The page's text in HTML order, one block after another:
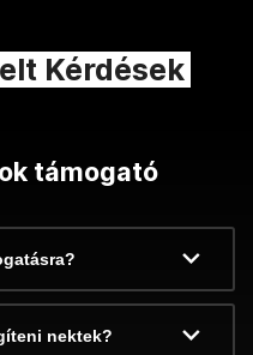
Kérdések
támogató
nektek?